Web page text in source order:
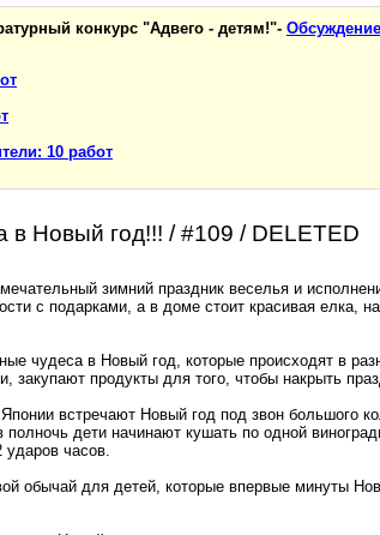
конкурс "Адвего - детям!"-
10 работ
в Новый год!!! / #109 / DELETED
зимний праздник веселья и
с подарками, а в доме стоит красивая елка,
чудеса в Новый год, которые происходят в
закупают продукты для того, чтобы накрыть
встречают Новый год под звон большого
дети начинают кушать по одной
ударов часов.
обычай для детей, которые впервые минуты